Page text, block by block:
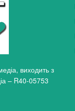
виходить з
– R40-05753